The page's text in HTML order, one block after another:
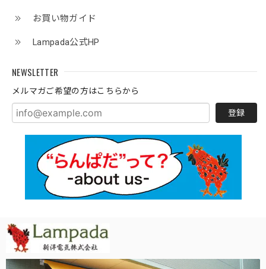
お買い物ガイド
Lampada公式HP
NEWSLETTER
メルマガご希望の方はこちらから
登録